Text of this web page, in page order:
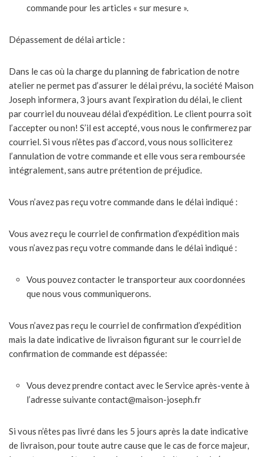
commande pour les articles « sur mesure ».
Dépassement de délai article :
Dans le cas où la charge du planning de fabrication de notre
atelier ne permet pas d’assurer le délai prévu, la société Maison
Joseph informera, 3 jours avant l’expiration du délai, le client
par courriel du nouveau délai d’expédition. Le client pourra soit
l’accepter ou non! S’il est accepté, vous nous le confirmerez par
courriel. Si vous n’êtes pas d’accord, vous nous solliciterez
l’annulation de votre commande et elle vous sera remboursée
intégralement, sans autre prétention de préjudice.
Vous n’avez pas reçu votre commande dans le délai indiqué :
Vous avez reçu le courriel de confirmation d’expédition mais
vous n’avez pas reçu votre commande dans le délai indiqué :
Vous pouvez contacter le transporteur aux coordonnées
que nous vous communiquerons.
Vous n’avez pas reçu le courriel de confirmation d’expédition
mais la date indicative de livraison figurant sur le courriel de
confirmation de commande est dépassée:
Vous devez prendre contact avec le Service après-vente à
l’adresse suivante contact@maison-joseph.fr
Si vous n’êtes pas livré dans les 5 jours après la date indicative
de livraison, pour toute autre cause que le cas de force majeur,